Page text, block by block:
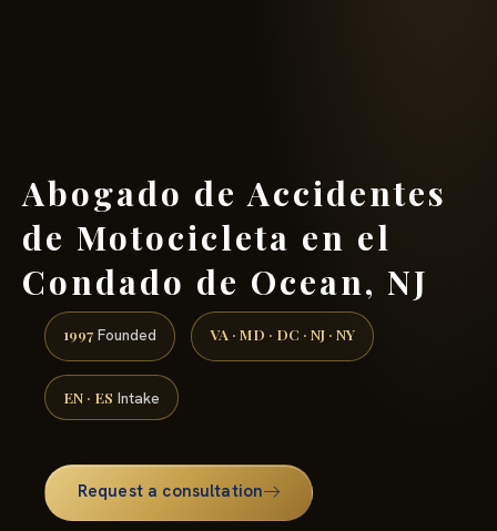
Abogado de Accidentes
de Motocicleta en el
Condado de Ocean, NJ
1997 Founded VA · MD · DC · NJ · NY
EN · ES Intake
Request a consultation